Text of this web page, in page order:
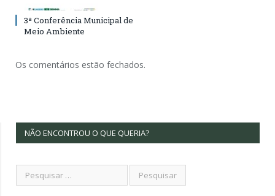
3ª Conferência Municipal de
Meio Ambiente
Os comentários estão fechados.
NÃO ENCONTROU O QUE QUERIA?